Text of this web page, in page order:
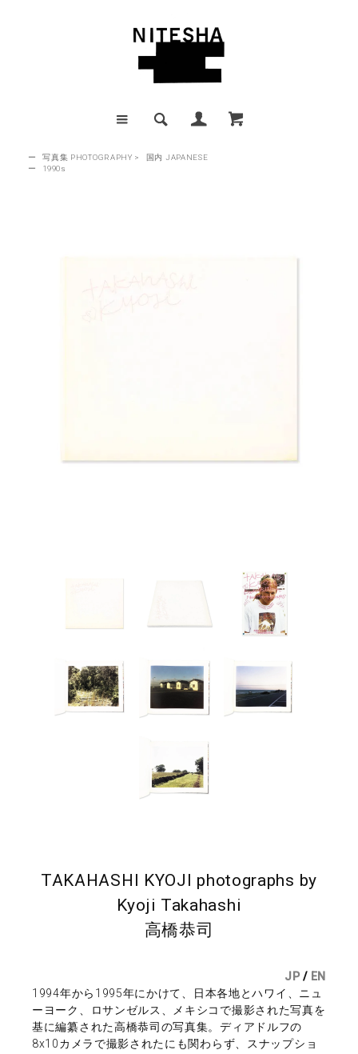
ー 写真集 PHOTOGRAPHY >
国内 JAPANESE
ー
1990s
TAKAHASHI KYOJI photographs by
Kyoji Takahashi
高橋恭司
JP / EN
1994年から1995年にかけて、日本各地とハワイ、ニュ
ーヨーク、ロサンゼルス、メキシコで撮影された写真を
基に編纂された高橋恭司の写真集。ディアドルフの
8x10カメラで撮影されたにも関わらず、スナップショ